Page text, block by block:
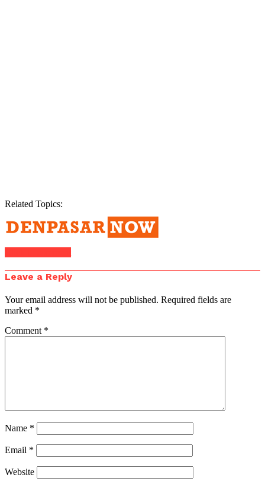
Related Topics:
Leave a Reply
Your email address will not be published. Required fields are
marked *
Comment *
Name *
Email *
Website